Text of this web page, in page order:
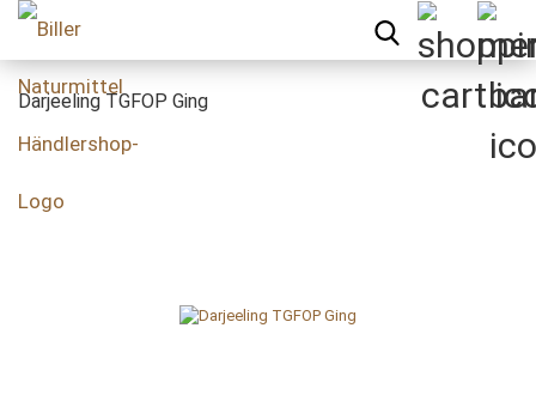
Darjeeling TGFOP Ging